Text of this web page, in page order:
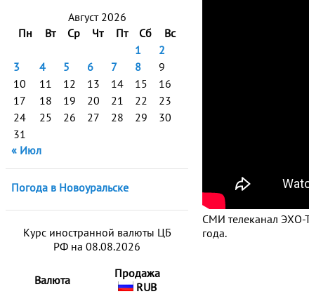
Август 2026
Пн
Вт Ср Чт Пт Сб
Вс
1
2
3
4 5 6 7 8
9
10
11 12 13 14 15
16
17
18 19 20 21 22
23
24
25 26 27 28 29
30
31
« Июл
Погода в Новоуральске
Курс иностранной валюты ЦБ
РФ на 08.08.2026
Валюта
Продажа
RUB
СМИ телеканал ЭХО-
года.